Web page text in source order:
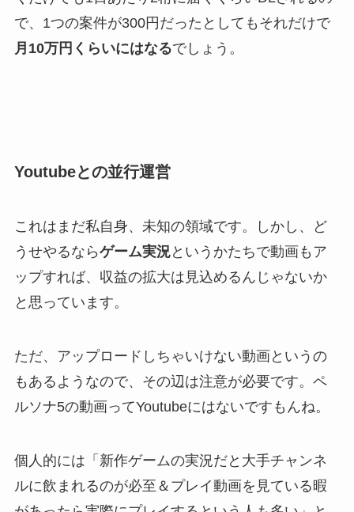
で、1つの案件が300円だったとしてもそれだけで
月10万円くらいにはなるでしょう。
Youtubeとの並行運営
これはまだ私自身、未知の領域です。しかし、ど
うせやるならゲーム実況というかたちで動画もア
ップすれば、収益の拡大は見込めるんじゃないか
と思っています。
ただ、アップロードしちゃいけない動画というの
もあるようなので、その辺は注意が必要です。ペ
ルソナ5の動画ってYoutubeにはないですもんね。
個人的には「新作ゲームの実況だと大手チャンネ
ルに飲まれるのが必至＆プレイ動画を見ている暇